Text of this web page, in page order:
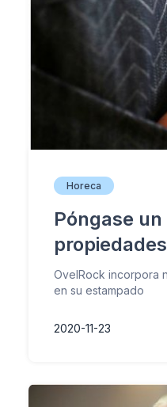
Horeca
Póngase
OvelRock incorpora
en su estampado
2020-11-23